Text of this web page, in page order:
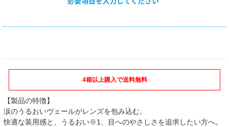
4箱以上購入で送料無料
【製品の特徴】
涙のうるおいヴェールがレンズを包み込む。
快適な装用感と、うるおい※1、目へのやさしさを追求したい方へ。